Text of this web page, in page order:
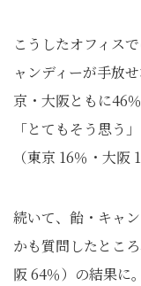
こうしたオフィス
ャンディーが手放
京・大阪ともに46
「とてもそう思う
（東京 16％・大阪
続いて、飴・キャ
かも質問したとこ
阪 64％）の結果に